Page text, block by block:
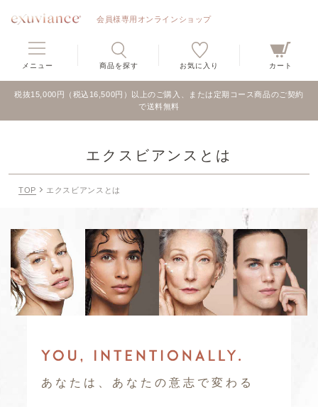
会員様専用オンラインショップ
メニュー 商品を探す お気に入り カート
税抜15,000円（税込16,500円）以上のご購入、または定期コース商品のご契約
で送料無料
エクスビアンスとは
TOP エクスビアンスとは
あなたは、あなたの意志で変わる